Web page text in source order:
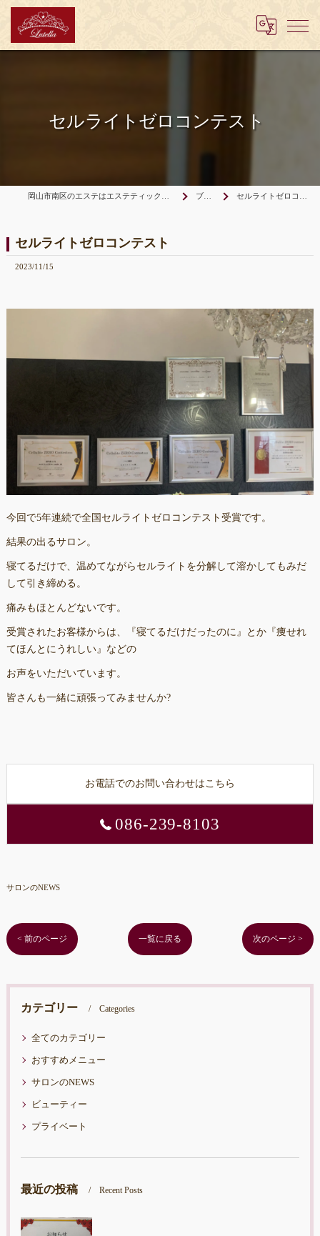
セルライトゼロコンテスト
ブログ セルライトゼロコンテスト
セルライトゼロコンテスト
2023/11/15
今回で5年連続で全国セルライトゼロコンテスト受賞です。
結果の出るサロン。
寝てるだけで、温めてながらセルライトを分解して溶かしてもみだ
して引き締める。
痛みもほとんどないです。
受賞されたお客様からは、『寝てるだけだったのに』とか『痩せれ
てほんとにうれしい』などの
お声をいただいています。
皆さんも一緒に頑張ってみませんか?
お電話でのお問い合わせはこちら
086-239-8103
サロンのNEWS
< 前のページ 一覧に戻る 次のページ >
カテゴリー Categories
全てのカテゴリー
おすすめメニュー
サロンのNEWS
ビューティー
プライベート
最近の投稿 Recent Posts